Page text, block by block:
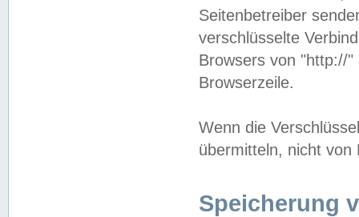
Seitenbetreiber
verschlüsselte
Browsers von "http://
Browserzeile.
Wenn die
übermitteln, nicht von
Speicherung